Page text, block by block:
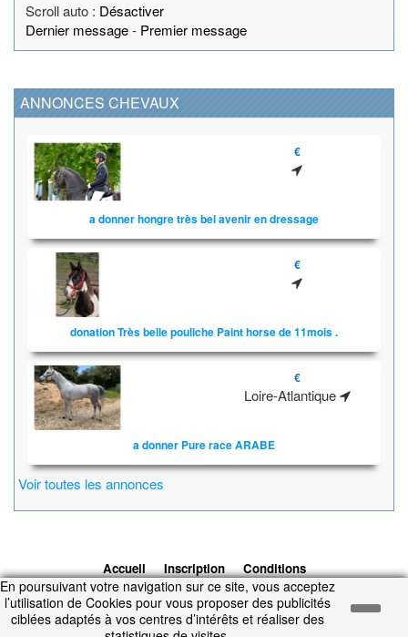
Scroll auto : Désactiver
Dernier message- Premier message
ANNONCES CHEVAUX
€
a donner hongre très bel avenir en dressage
€
donation Très belle pouliche Paint horse de 11mois .
€
Loire-Atlantique
a donner Pure race ARABE
Voir toutes les annonces
Accueil Inscription
Conditions
d'utilisation
Contacts © 2026 1cheval.com
Ecurie Virtuelle -
Jeu Cheval
En poursuivant votre navigation sur ce site, vous acceptez
l’utilisation de Cookies pour vous proposer des publicités
ciblées adaptés à vos centres d’intérêts et réaliser des